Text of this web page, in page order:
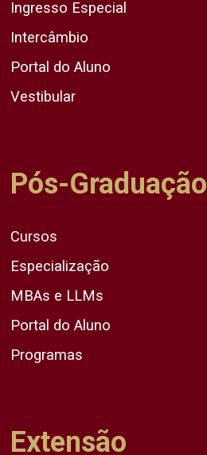
Ingresso Especial
Intercâmbio
Portal do Aluno
Vestibular
Pós-Graduação
Cursos
Especialização
MBAs e LLMs
Portal do Aluno
Programas
Extensão